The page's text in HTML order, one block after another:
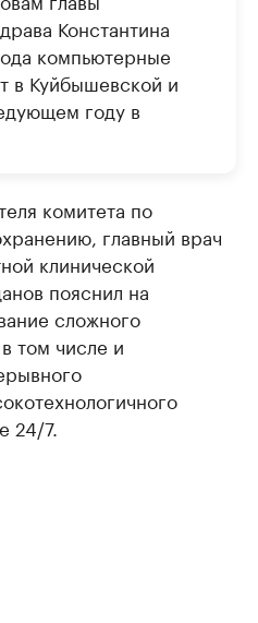
Константина
компьютерные
в Куйбышевской и
году в
комитета по
главный врач
клинической
пояснил на
сложного
том числе и
24/7.